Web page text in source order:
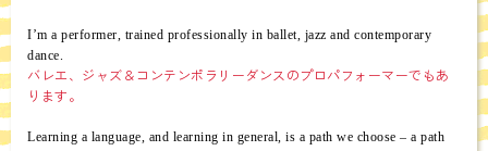
I’m a performer, trained professionally in ballet, jazz and contemporary
dance.
バレエ、ジャズ＆コンテンポラリーダンスのプロパフォーマーでもあ
ります。
Learning a language, and learning in general, is a path we choose – a path